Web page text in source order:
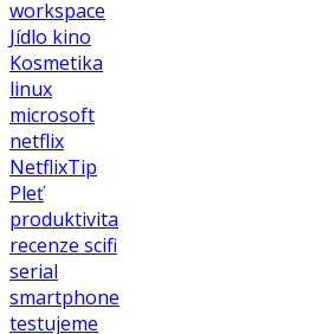
workspace
Jídlo kino
Kosmetika
linux
microsoft
netflix
NetflixTip
Pleť
produktivita
recenze scifi
serial
smartphone
testujeme